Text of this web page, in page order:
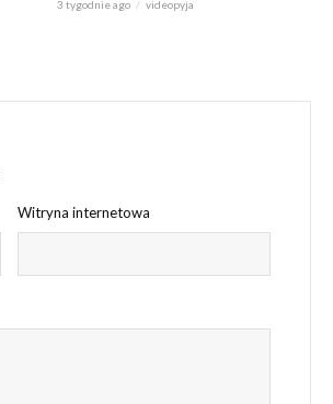
3 tygodnie ago videopyja
Witryna internetowa